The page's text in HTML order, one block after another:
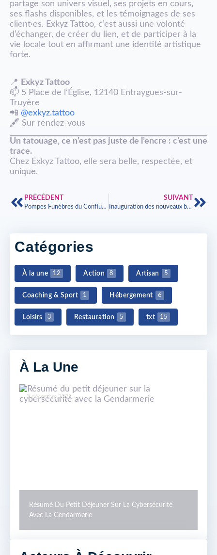
partage son univers visuel, ses projets en cours,
ses flashs disponibles, et les témoignages de ses
client·es. Exkyz Tattoo, c’est aussi une volonté
d’échanger, de créer du lien, et de participer à la
vie locale tout en affirmant une identité artistique
forte.
📍
Exkyz Tattoo
📫 5 Place de l’Église, 12140 Entraygues-sur-
Truyère
📲 @exkyz.tattoo
🖋️ Sur rendez-vous
Un tatouage, ce n’est pas juste de l’encre : c’est une
trace.
Chez Exkyz Tattoo, elle sera belle, respectée, et
unique.
PRÉCÉDENT
Pompes Funèbres du Confluent
SUIVANT
Inauguration des nouveaux bureaux d’Innoliance Confluent à Entraygues-sur-Truyère
Catégories
À la une 12 Action 8 Artisan 5
Coaching & Sport 1 Hébergement 6
Loisirs 3 Restauration 5 txt 15
À La Une
2 décembre 2025
Résumé Du Petit Déjeuner Sur La Cybersécurité
Avec La Gendarmerie